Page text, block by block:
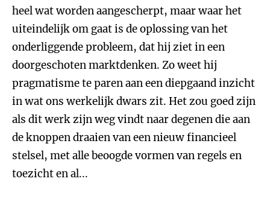
heel wat worden aangescherpt, maar waar het
uiteindelijk om gaat is de oplossing van het
onderliggende probleem, dat hij ziet in een
doorgeschoten marktdenken. Zo weet hij
pragmatisme te paren aan een diepgaand inzicht
in wat ons werkelijk dwars zit. Het zou goed zijn
als dit werk zijn weg vindt naar degenen die aan
de knoppen draaien van een nieuw financieel
stelsel, met alle beoogde vormen van regels en
toezicht en al...